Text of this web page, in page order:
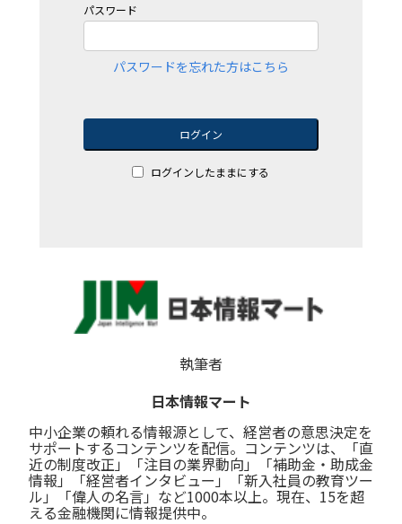
パスワード
パスワードを忘れた方はこちら
ログイン
ログインしたままにする
執筆者
日本情報マート
中小企業の頼れる情報源として、経営者の意思決定を
サポートするコンテンツを配信。コンテンツは、「直
近の制度改正」「注目の業界動向」「補助金・助成金
情報」「経営者インタビュー」「新入社員の教育ツー
ル」「偉人の名言」など1000本以上。現在、15を超
える金融機関に情報提供中。